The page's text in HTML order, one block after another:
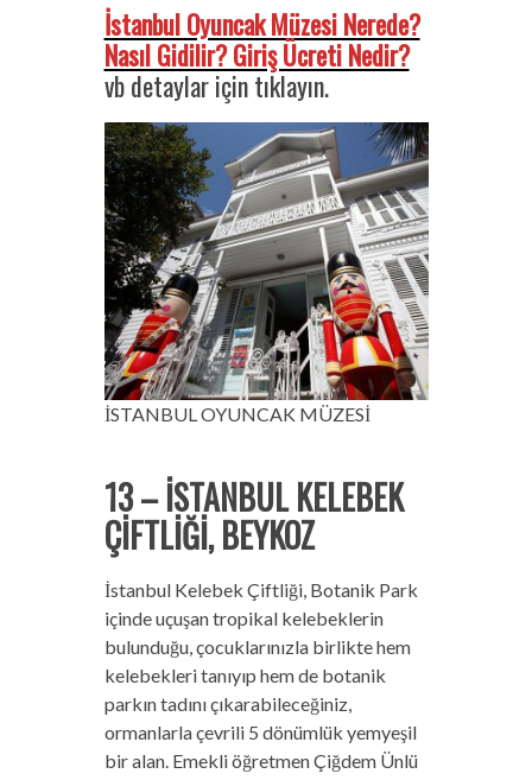
İstanbul Oyuncak Müzesi Nerede?
Nasıl Gidilir? Giriş Ücreti Nedir?
vb detaylar için tıklayın.
İSTANBUL OYUNCAK MÜZESİ
13 – İSTANBUL KELEBEK
ÇİFTLİĞİ, BEYKOZ
İstanbul Kelebek Çiftliği, Botanik Park
içinde uçuşan tropikal kelebeklerin
bulunduğu, çocuklarınızla birlikte hem
kelebekleri tanıyıp hem de botanik
parkın tadını çıkarabileceğiniz,
ormanlarla çevrili 5 dönümlük yemyeşil
bir alan. Emekli öğretmen Çiğdem Ünlü